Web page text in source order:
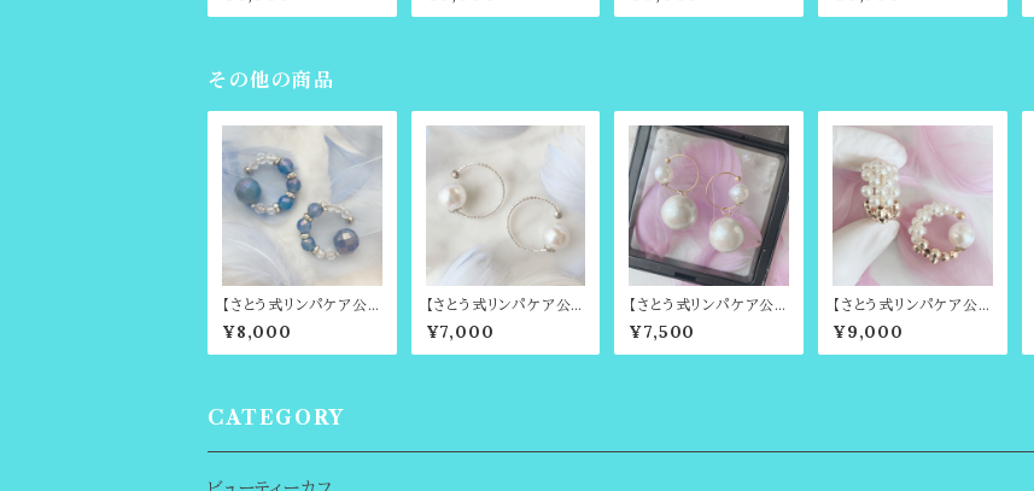
ップ，2月の誕生石・3月
う式イヤーカフ）
イト ビューティーカフ 〜
るでイヤリングのような
グのようなイヤーカフ（ビ
その他の商品
【さとう式リンパケア公
式カフ】天然水晶とフラ
ッシュ・ブルーカラーカル
セドニー（ブルーアゲー
¥8,000
【さとう式リンパケア公
式カフ】金属アレルギー
対応・シンプルカフ・シル
バー（耳輪ゴムや耳たぶ
ンホールピアス
¥7,000
【さとう式リンパケア公
式カフ】コットンパールの
チャーム付きシンプルビ
ューティーカフ（さとう式
¥7,500
【さとう式リンパケア公
式カフ】バイカラーゴー
ルド【ミニサイズ】まるで
イヤリングのようなイヤ
¥9,000
CATEGORY